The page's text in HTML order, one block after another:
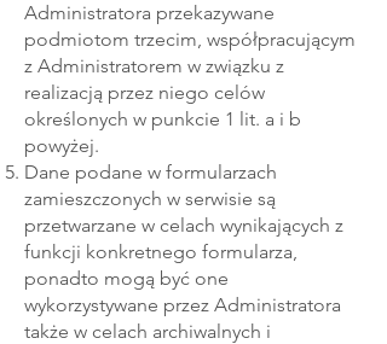
Administratora przekazywane
podmiotom trzecim, współpracującym
z Administratorem w związku z
realizacją przez niego celów
określonych w punkcie 1 lit. a i b
powyżej.
Dane podane w formularzach
zamieszczonych w serwisie są
przetwarzane w celach wynikających z
funkcji konkretnego formularza,
ponadto mogą być one
wykorzystywane przez Administratora
także w celach archiwalnych i